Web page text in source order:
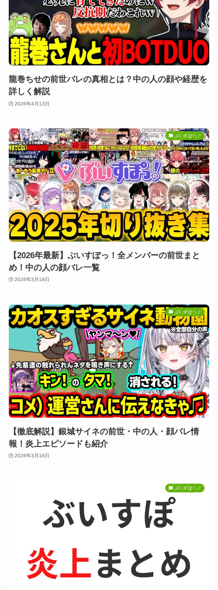
龍巻ちせの前世バレの真相とは？中の人の顔や経歴を
詳しく解説
2026年4月13日
ぶいすぽっ！
【2026年最新】ぶいすぽっ！全メンバーの前世まと
め！中の人の顔バレ一覧
2026年3月18日
ぶいすぽっ！
【徹底解説】銀城サイネの前世・中の人・顔バレ情
報！炎上エピソードも紹介
2026年3月16日
ぶいすぽっ！